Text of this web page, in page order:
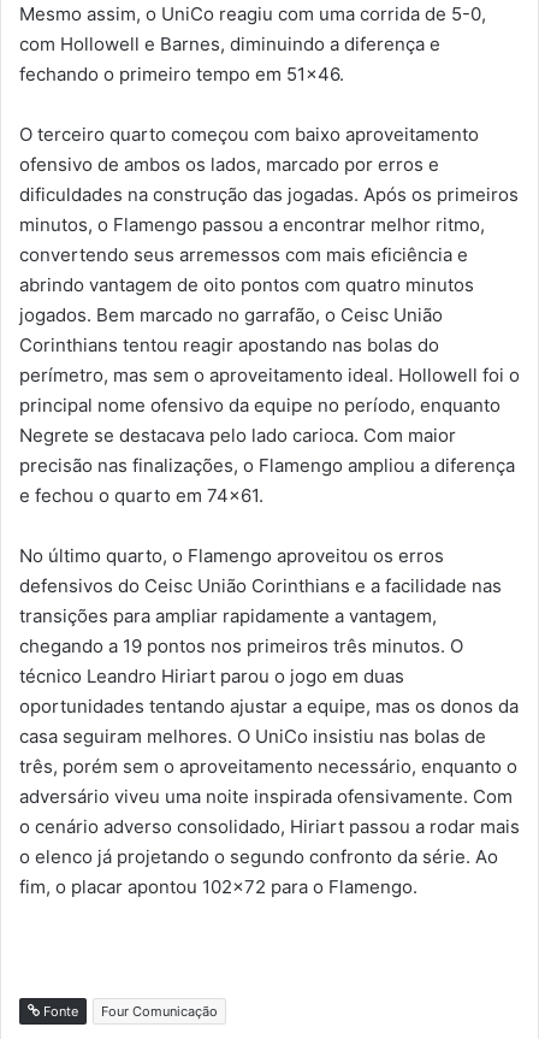
Mesmo assim, o UniCo reagiu com uma corrida de 5-0,
com Hollowell e Barnes, diminuindo a diferença e
fechando o primeiro tempo em 51×46.
O terceiro quarto começou com baixo aproveitamento
ofensivo de ambos os lados, marcado por erros e
dificuldades na construção das jogadas. Após os primeiros
minutos, o Flamengo passou a encontrar melhor ritmo,
convertendo seus arremessos com mais eficiência e
abrindo vantagem de oito pontos com quatro minutos
jogados. Bem marcado no garrafão, o Ceisc União
Corinthians tentou reagir apostando nas bolas do
perímetro, mas sem o aproveitamento ideal. Hollowell foi o
principal nome ofensivo da equipe no período, enquanto
Negrete se destacava pelo lado carioca. Com maior
precisão nas finalizações, o Flamengo ampliou a diferença
e fechou o quarto em 74×61.
No último quarto, o Flamengo aproveitou os erros
defensivos do Ceisc União Corinthians e a facilidade nas
transições para ampliar rapidamente a vantagem,
chegando a 19 pontos nos primeiros três minutos. O
técnico Leandro Hiriart parou o jogo em duas
oportunidades tentando ajustar a equipe, mas os donos da
casa seguiram melhores. O UniCo insistiu nas bolas de
três, porém sem o aproveitamento necessário, enquanto o
adversário viveu uma noite inspirada ofensivamente. Com
o cenário adverso consolidado, Hiriart passou a rodar mais
o elenco já projetando o segundo confronto da série. Ao
fim, o placar apontou 102×72 para o Flamengo.
Fonte Four Comunicação